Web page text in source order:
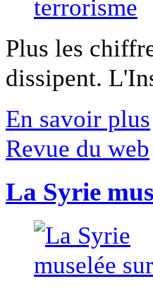
Plus les
dissipent.
En savoir plus
Revue du web
La Syrie